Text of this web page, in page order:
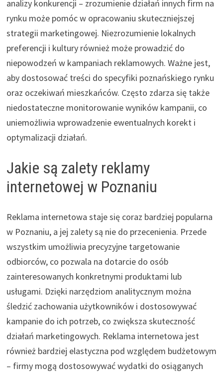
analizy konkurencji – zrozumienie działań innych firm na
rynku może pomóc w opracowaniu skuteczniejszej
strategii marketingowej. Niezrozumienie lokalnych
preferencji i kultury również może prowadzić do
niepowodzeń w kampaniach reklamowych. Ważne jest,
aby dostosować treści do specyfiki poznańskiego rynku
oraz oczekiwań mieszkańców. Często zdarza się także
niedostateczne monitorowanie wyników kampanii, co
uniemożliwia wprowadzenie ewentualnych korekt i
optymalizacji działań.
Jakie są zalety reklamy
internetowej w Poznaniu
Reklama internetowa staje się coraz bardziej popularna
w Poznaniu, a jej zalety są nie do przecenienia. Przede
wszystkim umożliwia precyzyjne targetowanie
odbiorców, co pozwala na dotarcie do osób
zainteresowanych konkretnymi produktami lub
usługami. Dzięki narzędziom analitycznym można
śledzić zachowania użytkowników i dostosowywać
kampanie do ich potrzeb, co zwiększa skuteczność
działań marketingowych. Reklama internetowa jest
również bardziej elastyczna pod względem budżetowym
– firmy mogą dostosowywać wydatki do osiąganych